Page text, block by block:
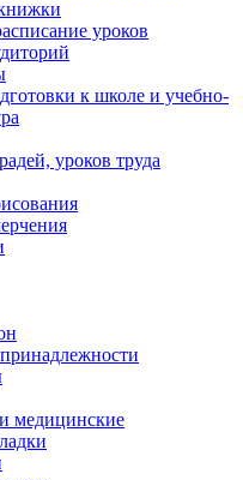
уроков
к школе и учебно-
уроков труда
медицинские